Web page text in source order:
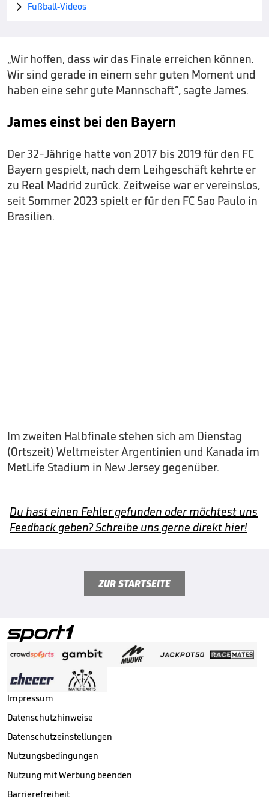
 Fußball-Videos
„Wir hoffen, dass wir das Finale erreichen können.
Wir sind gerade in einem sehr guten Moment und
haben eine sehr gute Mannschaft“, sagte James.
James einst bei den Bayern
Der 32-Jährige hatte von 2017 bis 2019 für den FC
Bayern gespielt, nach dem Leihgeschäft kehrte er
zu Real Madrid zurück. Zeitweise war er vereinslos,
seit Sommer 2023 spielt er für den FC Sao Paulo in
Brasilien.
Im zweiten Halbfinale stehen sich am Dienstag
(Ortszeit) Weltmeister Argentinien und Kanada im
MetLife Stadium in New Jersey gegenüber.
Du hast einen Fehler gefunden oder möchtest uns
Feedback geben? Schreibe uns gerne direkt hier!
ZUR STARTSEITE
Impressum
Datenschutzhinweise
Datenschutzeinstellungen
Nutzungsbedingungen
Nutzung mit Werbung beenden
Barrierefreiheit